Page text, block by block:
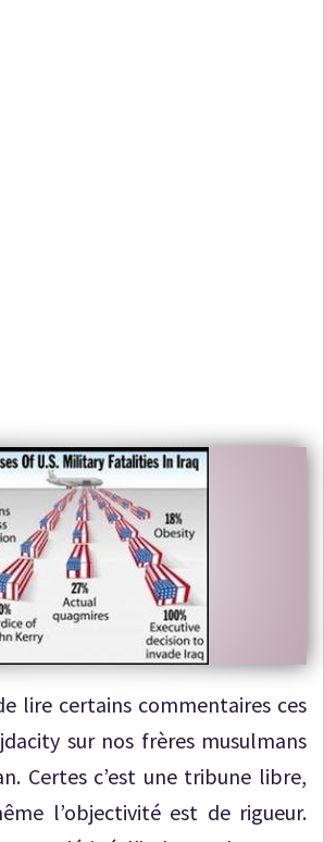
lire certains commentaires ces
sur nos frères musulmans
Certes c’est une tribune libre,
l’objectivité est de rigueur.